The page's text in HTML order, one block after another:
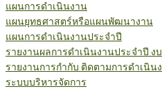
แผนการดำเนินงาน
แผนยุทธศาสตร์หรือแผนพัฒนางาน
แผนการดำเนินงานประจำปี
รายงานผลการดำเนินงานประจำปี ง
รายงานการกำกับ ติดตามการดำเนิน
ระบบบริหารจัดการ